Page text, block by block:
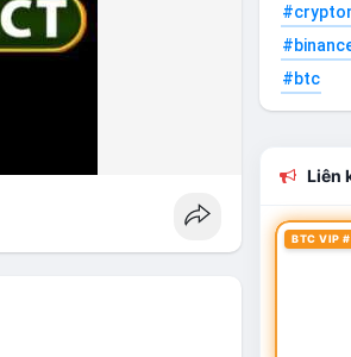
#btc
Liên
BTC VIP